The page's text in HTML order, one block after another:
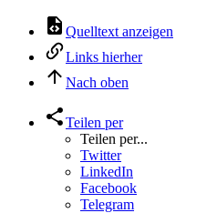
Quelltext anzeigen
Links hierher
Nach oben
Teilen per
Teilen per...
Twitter
LinkedIn
Facebook
Telegram